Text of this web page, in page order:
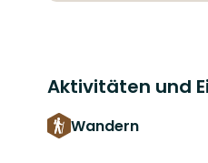
Aktivitäten und
Wandern